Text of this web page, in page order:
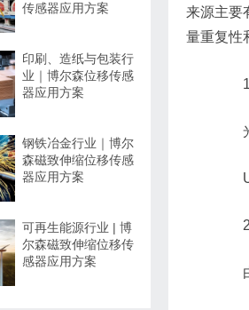
来源主要
量重复性
1)
光
2)
传感器应用方案
印刷、造纸与包装行
业｜博尔森位移传感
器应用方案
钢铁冶金行业｜博尔
森磁致伸缩位移传感
器应用方案
可再生能源行业 | 博
尔森磁致伸缩位移传
感器应用方案